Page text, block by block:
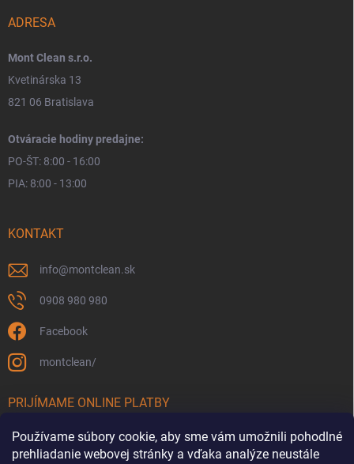
Používame súbory cookie, aby sme vám umožnili pohodlné
prehliadanie webovej stránky a vďaka analýze neustále
ADRESA
Mont Clean s.r.o.
Kvetinárska 13
821 06 Bratislava
Otváracie hodiny predajne:
PO-ŠT: 8:00 - 16:00
PIA: 8:00 - 13:00
KONTAKT
info@montclean.sk
0908 980 980
Facebook
montclean/
PRIJÍMAME ONLINE PLATBY